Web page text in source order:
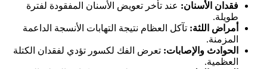
فقدان الأسنان: عند تأخر تعويض الأسنان المفقودة لفترة
طويلة.
أمراض اللثة: تآكل العظام نتيجة التهابات الأنسجة الداعمة
المزمنة.
الحوادث والإصابات: تعرض الفك لكسور تؤدي لفقدان الكتلة
العظمية.